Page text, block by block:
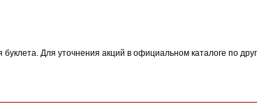
Для уточнения акций в официальном каталоге по